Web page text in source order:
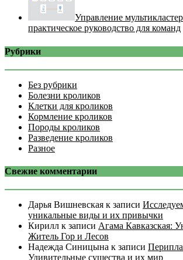
Управление
практическое руководство для команд
Рубрики
Без рубрики
Болезни кроликов
Клетки для кроликов
Кормление кроликов
Породы кроликов
Разведение кроликов
Разное
Свежие комментарии
Дарья Вишневская к записи
уникальные виды и их привычки
Кирилл к записи Агама Кавказская:
Житель Гор и Лесов
Надежда Синицына к записи
Удивительные существа и их мир